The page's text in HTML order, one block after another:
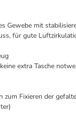
Gewebe mit
für gute
extra Tasche
zum Fixieren der